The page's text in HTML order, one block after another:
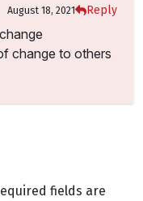
August 18, 2021 Reply
change to others
fields are